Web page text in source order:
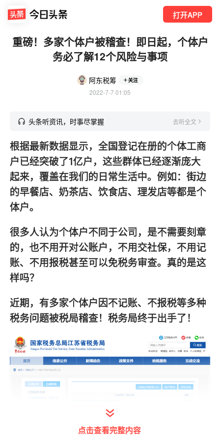
打开APP
重磅！多家个体户被稽查！即日起，个体户
务必了解12个风险与事项
阿东税筹 关注
2022-7-7 01:05
头条听资讯，时事尽掌握 去听全文
根据最新数据显示，全国登记在册的个体工商
户已经突破了1亿户，这些群体已经逐渐庞大
起来，覆盖在我们的日常生活中。例如：街边
的早餐店、奶茶店、饮食店、理发店等都是个
体户。
很多人认为个体户不同于公司，是不需要刻章
的，也不用开对公账户，不用交社保，不用记
账、不用报税甚至可以免税务审查。真的是这
样吗？
近期，有多家个体户因不记账、不报税等多种
税务问题被税局稽查！税务局终于出手了！
点击查看完整内容